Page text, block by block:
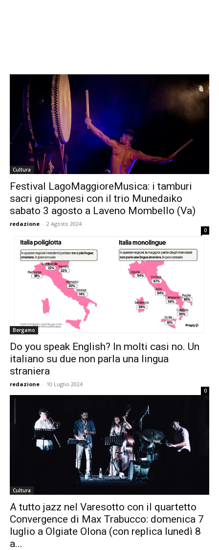
Cultura
Festival LagoMaggioreMusica: i tamburi
sacri giapponesi con il trio Munedaiko
sabato 3 agosto a Laveno Mombello (Va)
redazione - 2 Agosto 2024
0
Bergamo
Do you speak English? In molti casi no. Un
italiano su due non parla una lingua
straniera
redazione - 10 Luglio 2024
0
Cultura
A tutto jazz nel Varesotto con il quartetto
Convergence di Max Trabucco: domenica 7
luglio a Olgiate Olona (con replica lunedì 8
a...